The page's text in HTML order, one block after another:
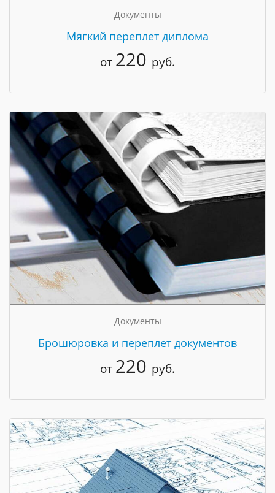
Документы
Мягкий переплет диплома
от 220 руб.
Документы
Брошюровка и переплет документов
от 220 руб.